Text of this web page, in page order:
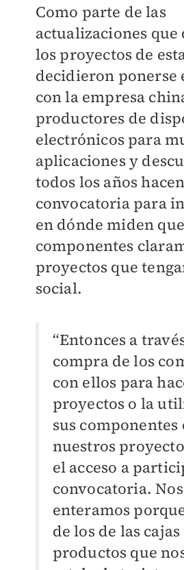
Como parte de las
actualizaciones
los proyectos de
decidieron ponerse
con la empresa
productores de
electrónicos para
aplicaciones y
todos los años
convocatoria para
en dónde miden
componentes
proyectos que
social.
“Entonces a
compra de los
con ellos para
proyectos o la
sus componentes
nuestros
el acceso a
convocatoria. Nos
enteramos
de los de las
productos que